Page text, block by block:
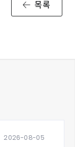
목록
2026-08-05